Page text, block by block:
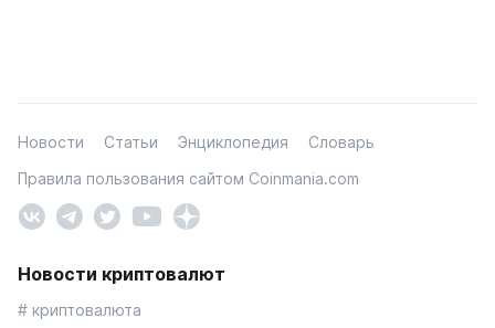
Новости Статьи Энциклопедия
Словарь
Правила пользования сайтом Coinmania.com
Новости криптовалют
# криптовалюта